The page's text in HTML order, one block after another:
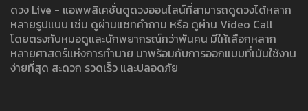
ดวง Live - แอพพลิเคชั่นดูดวงออนไลน์ที่สามารถดูดวงได้หลาก
หลายรูปแบบ เช่น ดูผ่านแชทคำถาม หรือ ดูผ่าน Video Call
โดยตรงกับหมอดูและนักพยากรณ์กว่าพันคน มีให้เลือกหลาก
หลายศาสตร์แห่งการทำนาย มาพร้อมกับการออกแบบที่เน้นใช้งาน
ง่ายที่สุด สะดวก รวดเร็ว และปลอดภัย